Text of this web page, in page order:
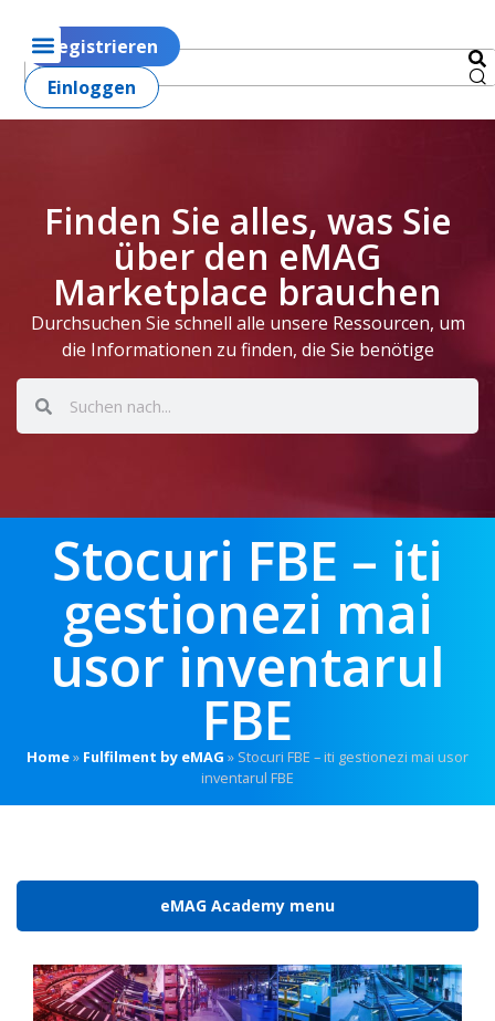
Registrieren
Einloggen
Finden Sie alles, was Sie
über den eMAG
Marketplace brauchen
Durchsuchen Sie schnell alle unsere Ressourcen, um
die Informationen zu finden, die Sie benötige
Stocuri FBE – iti
gestionezi mai
usor inventarul
FBE
Home» Fulfilment by eMAG » Stocuri FBE – iti gestionezi mai usor
inventarul FBE
eMAG Academy menu